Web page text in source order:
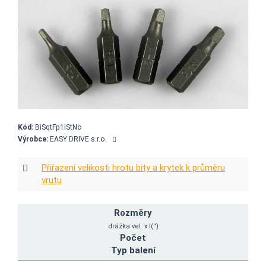
Kód: BiSqtFp1iStNo
Výrobce: EASY DRIVE s.r.o.
Přiřazení velikosti hrotu bity a krytek k průměru
vrutu
Rozměry
drážka vel. x l('')
Počet
Typ balení